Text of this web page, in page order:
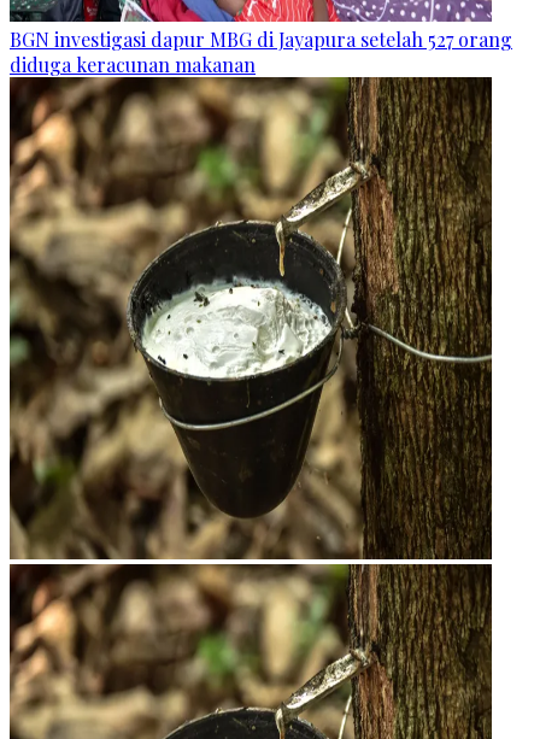
BGN investigasi dapur MBG di Jayapura setelah 527 orang
diduga keracunan makanan